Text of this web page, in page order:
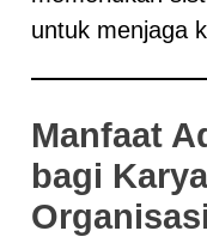
untuk menjaga
Manfaat
bagi
Organisasi